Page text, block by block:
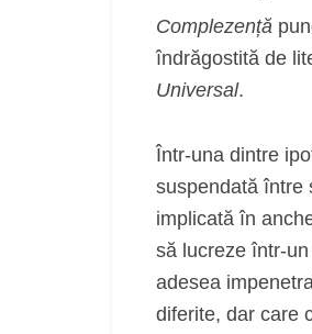
Complezență
îndrăgostită de
Universal.
Într-una dintre
suspendată între
implicată în
să lucreze într-un
adesea
diferite, dar care